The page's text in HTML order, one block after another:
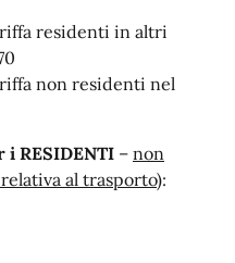
residenti in altri
non residenti nel
i RESIDENTI – non
al trasporto):